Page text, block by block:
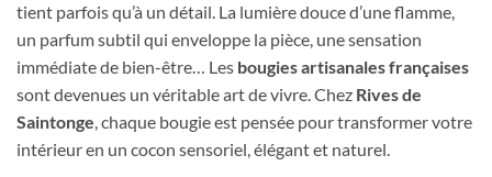
tient parfois qu’à un détail. La lumière douce d’une flamme,
un parfum subtil qui enveloppe la pièce, une sensation
immédiate de bien-être… Les bougies artisanales françaises
sont devenues un véritable art de vivre. Chez Rives de
Saintonge, chaque bougie est pensée pour transformer votre
intérieur en un cocon sensoriel, élégant et naturel.